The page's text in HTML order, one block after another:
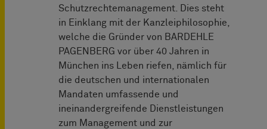
Schutzrechtemanagement. Dies steht
in Einklang mit der Kanzleiphilosophie,
welche die Gründer von BARDEHLE
PAGENBERG vor über 40 Jahren in
München ins Leben riefen, nämlich für
die deutschen und internationalen
Mandaten umfassende und
ineinandergreifende Dienstleistungen
zum Management und zur